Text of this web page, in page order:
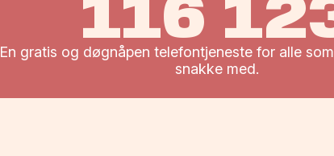
116
En gratis og døgnåpen telefontjeneste for alle
snakke med.